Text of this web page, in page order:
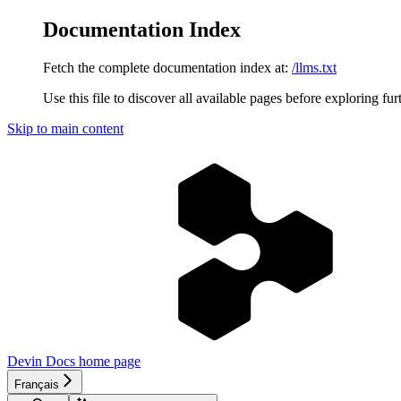
Documentation Index
Fetch the complete documentation index at: /llms.txt
Use this file to discover all available pages before exploring
Skip to main content
Devin Docs home page
Français